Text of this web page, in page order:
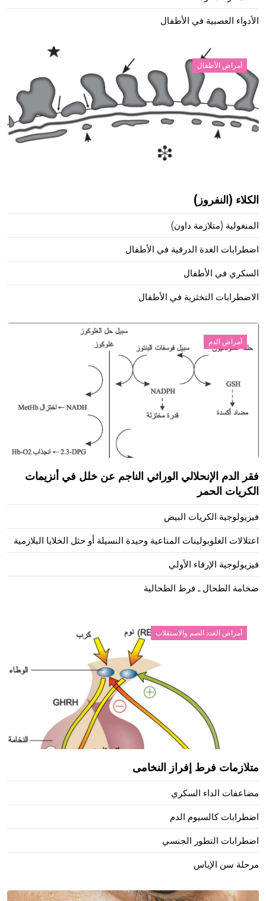
الأدواء العصبية في الأطفال
أمراض الأطفال
الكلاء (النفروز)
المنغولية (متلازمة داون)
اضطرابات الغدة الدرقية في الأطفال
السكري في الأطفال
الاضطرابات التخثرية في الأطفال
أمراض الدم
فقر الدم الإنحلالي الوراثي الناجم عن خلل في أنزيمات
الكريات الحمر
فيزيولوجية الكريات البيض
اعتلالات الغلوبولينات المناعية وحيدة النسيلة أو حثل الخلايا البلازمية
فيزيولوجية الإرقاء الأولي
ضخامة الطحال ـ فرط الطحالية
أمراض الغدد الصم والاستقلاب
متلازمات فرط إفراز النخامى
مضاعفات الداء السكري
اضطرابات كالسيوم الدم
اضطرابات التطور الجنسي
مرحلة سن الإياس